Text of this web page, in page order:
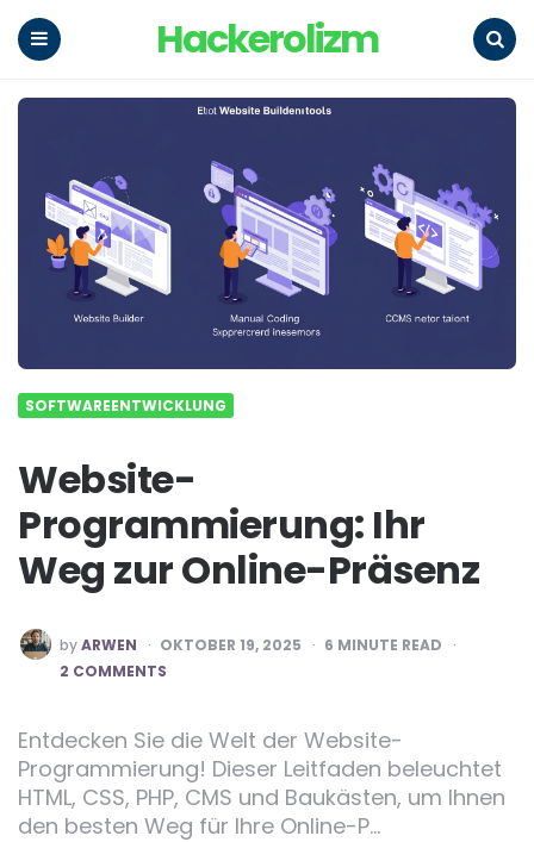
Hackerolizm
SOFTWAREENTWICKLUNG
Website-
Programmierung: Ihr
Weg zur Online-Präsenz
POSTED
BY
byARWEN OKTOBER 19, 2025 6 MINUTE READ
2 COMMENTS
Entdecken Sie die Welt der Website-
Programmierung! Dieser Leitfaden beleuchtet
HTML, CSS, PHP, CMS und Baukästen, um Ihnen
den besten Weg für Ihre Online-P…